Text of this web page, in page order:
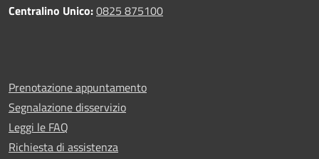
Centralino Unico:0825 875100
Prenotazione appuntamento
Segnalazione disservizio
Leggi le FAQ
Richiesta di assistenza